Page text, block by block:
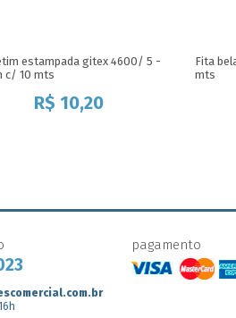
estampada gitex 4600/ 5 -
c/ 10 mts
R$ 10,20
Fita
mts
pagamento